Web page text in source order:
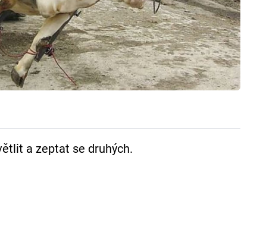
a zeptat se druhých.